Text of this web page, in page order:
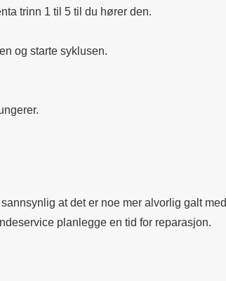
trinn 1 til 5 til du hører den.
og starte syklusen.
at det er noe mer alvorlig galt med
planlegge en tid for reparasjon.